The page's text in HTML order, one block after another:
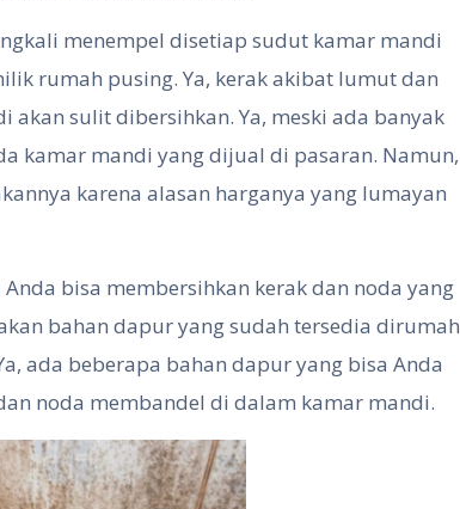
menempel disetiap sudut kamar mandi
rumah pusing. Ya, kerak akibat lumut dan
akan sulit dibersihkan. Ya, meski ada banyak
kamar mandi yang dijual di pasaran. Namun,
karena alasan harganya yang lumayan
bisa membersihkan kerak dan noda yang
bahan dapur yang sudah tersedia dirumah
ada beberapa bahan dapur yang bisa Anda
noda membandel di dalam kamar mandi.